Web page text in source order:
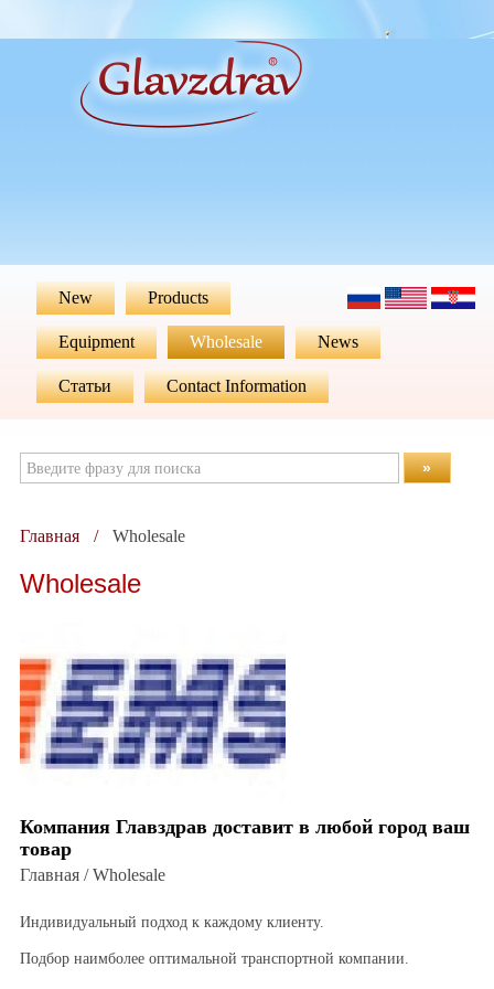
New Products
Equipment Wholesale News
Статьи Contact Information
»
Главная Wholesale
Wholesale
Компания Главздрав доставит в любой город ваш
товар
Главная / Wholesale
Индивидуальный подход к каждому клиенту.
Подбор наимболее оптимальной транспортной компании.